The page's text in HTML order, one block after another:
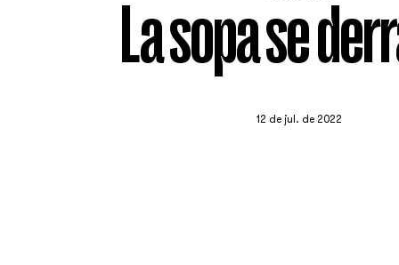
La sopa se
12 de jul. de 2022